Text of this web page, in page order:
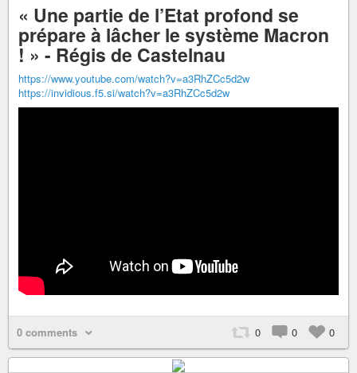
« Une partie de l’Etat profond se
prépare à lâcher le système Macron
! » - Régis de Castelnau
https://www.youtube.com/watch?v=a3RhZCc5d2w
https://invidious.f5.si/watch?v=a3RhZCc5d2w
0 comments 0 0 0